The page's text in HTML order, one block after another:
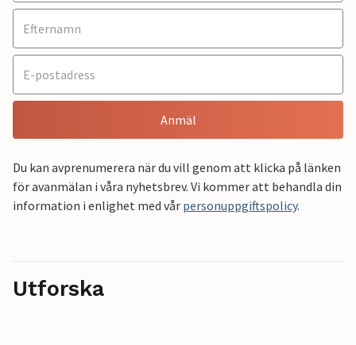
Anmäl
Du kan avprenumerera när du vill genom att klicka på länken
för avanmälan i våra nyhetsbrev. Vi kommer att behandla din
information i enlighet med vår personuppgiftspolicy.
Utforska